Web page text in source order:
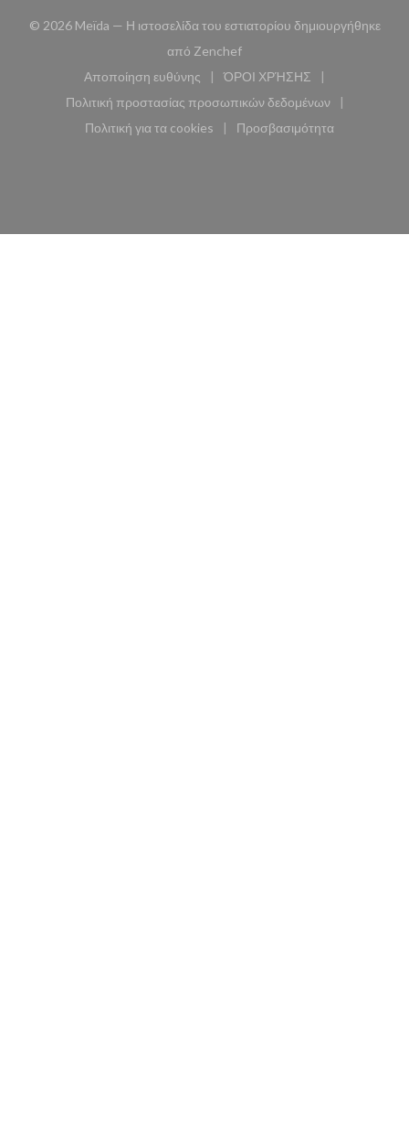
© 2026 Meïda — Η ιστοσελίδα του εστιατορίου δημιουργήθηκε
από Zenchef((ανοίγει σε νέο παράθυρο))
Αποποίηση ευθύνης
((ανοίγει σε νέο παράθυρο))
ΌΡΟΙ ΧΡΉΣΗΣ
((ανοίγει σε νέο
Πολιτική προστασίας προσωπικών δεδομένων
((ανοίγει σε νέο παράθυρο))
Πολιτική για τα cookies
((ανοίγει σε νέο παράθυρο))
Προσβασιμότητα
((ανοίγει σε νέο